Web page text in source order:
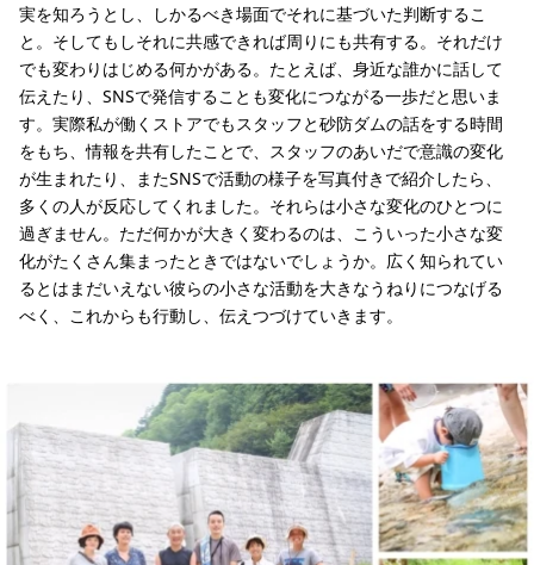
実を知ろうとし、しかるべき場面でそれに基づいた判断するこ
と。そしてもしそれに共感できれば周りにも共有する。それだけ
でも変わりはじめる何かがある。たとえば、身近な誰かに話して
伝えたり、SNSで発信することも変化につながる一歩だと思いま
す。実際私が働くストアでもスタッフと砂防ダムの話をする時間
をもち、情報を共有したことで、スタッフのあいだで意識の変化
が生まれたり、またSNSで活動の様子を写真付きで紹介したら、
多くの人が反応してくれました。それらは小さな変化のひとつに
過ぎません。ただ何かが大きく変わるのは、こういった小さな変
化がたくさん集まったときではないでしょうか。広く知られてい
るとはまだいえない彼らの小さな活動を大きなうねりにつなげる
べく、これからも行動し、伝えつづけていきます。